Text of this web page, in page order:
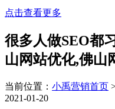
点击查看更多
很多人做SEO都
山网站优化,佛山
当前位置： 小禹营销首页
2021-01-20